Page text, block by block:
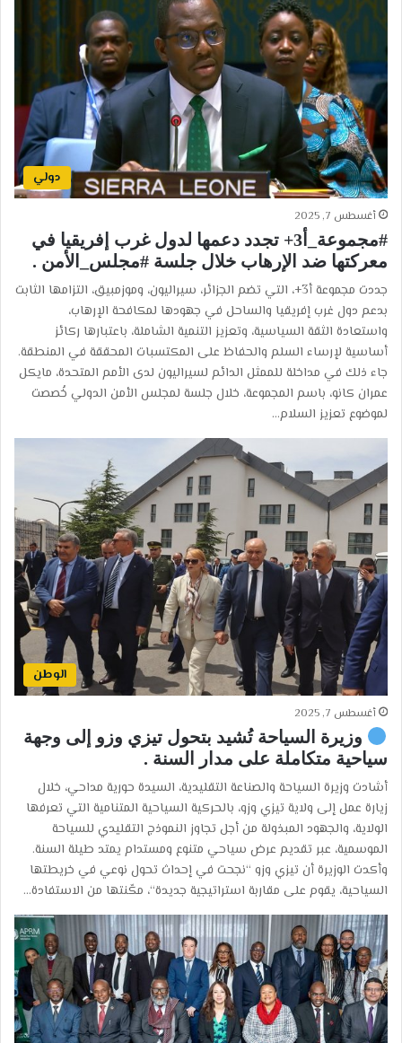
دولي
أغسطس 7, 2025
#مجموعة_أ3+ تجدد دعمها لدول غرب إفريقيا في
معركتها ضد الإرهاب خلال جلسة #مجلس_الأمن .
جددت مجموعة أ3+، التي تضم الجزائر، سيراليون، وموزمبيق، التزامها الثابت
بدعم دول غرب إفريقيا والساحل في جهودها لمكافحة الإرهاب،
واستعادة الثقة السياسية، وتعزيز التنمية الشاملة، باعتبارها ركائز
أساسية لإرساء السلم والحفاظ على المكتسبات المحققة في المنطقة.
جاء ذلك في مداخلة للممثل الدائم لسيراليون لدى الأمم المتحدة، مايكل
عمران كانو، باسم المجموعة، خلال جلسة لمجلس الأمن الدولي خُصصت
لموضوع تعزيز السلام…
الوطن
أغسطس 7, 2025
وزيرة السياحة تُشيد بتحول تيزي وزو إلى وجهة
سياحية متكاملة على مدار السنة .
أشادت وزيرة السياحة والصناعة التقليدية، السيدة حورية مداحي، خلال
زيارة عمل إلى ولاية تيزي وزو، بالحركية السياحية المتنامية التي تعرفها
الولاية، والجهود المبذولة من أجل تجاوز النموذج التقليدي للسياحة
الموسمية، عبر تقديم عرض سياحي متنوع ومستدام يمتد طيلة السنة.
وأكدت الوزيرة أن تيزي وزو “نجحت في إحداث تحول نوعي في خريطتها
السياحية، يقوم على مقاربة استراتيجية جديدة“، مكّنتها من الاستفادة…